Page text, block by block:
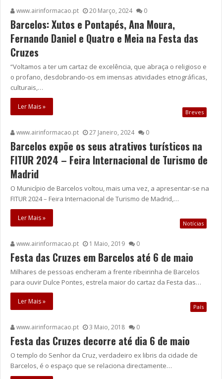
www.airinformacao.pt 20 Março, 2024 0
Barcelos: Xutos e Pontapés, Ana Moura,
Fernando Daniel e Quatro e Meia na Festa das
Cruzes
“Voltamos a ter um cartaz de excelência, que abraça o religioso e
o profano, desdobrando-os em imensas atividades etnográficas,
culturais,…
Ler Mais »
Breves
www.airinformacao.pt 27 Janeiro, 2024 0
Barcelos expõe os seus atrativos turísticos na
FITUR 2024 – Feira Internacional de Turismo de
Madrid
O Município de Barcelos voltou, mais uma vez, a apresentar-se na
FITUR 2024 – Feira Internacional de Turismo de Madrid,…
Ler Mais »
Notícias
www.airinformacao.pt 1 Maio, 2019 0
Festa das Cruzes em Barcelos até 6 de maio
Milhares de pessoas encheram a frente ribeirinha de Barcelos
para ouvir Dulce Pontes, estrela maior do cartaz da Festa das…
Ler Mais »
País
www.airinformacao.pt 3 Maio, 2018 0
Festa das Cruzes decorre até dia 6 de maio
O templo do Senhor da Cruz, verdadeiro ex libris da cidade de
Barcelos, é o espaço que se relaciona directamente…